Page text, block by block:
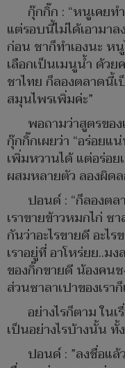
กุ๊กกิ๊ก : “หนูเคยท
แต่รอบนี้ไม่ได้เอามาล
ก่อน ชาก็ทำเองนะ ห
เลือกเป็นเมนูน้ำ ด้ว
ชาไทย ก็ลองตลาดนี้
สมุนไพรเพิ่มค่ะ”
พอถามว่าสูตรขอ
กุ๊กกิ๊กเผยว่า “อร่อย
เพิ่มหวานได้ แต่อร่อย
ผสมหลายตัว ลองผิด
ปอนด์ : “ก็ลองตล
เราขายข้าวหมกไก่ ซ
กันว่าอะไรขายดี อะไ
เราอยู่ที่ อาโหร่ยย..ม
ของกิ๊กขายดี น้องคน
ส่วนซาลาเปาของเร
อย่างไรก็ตาม ใน
เป็นอย่างไรบ้างนั้น ทั้
ปอนด์ : ”ลงชื่อแล้